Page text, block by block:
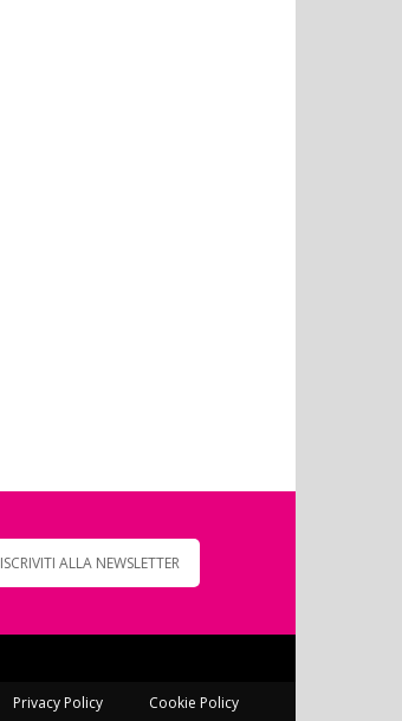
ISCRIVITI ALLA NEWSLETTER
Privacy Policy Cookie Policy